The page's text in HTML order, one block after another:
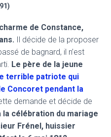
de Constance,
Il décide de la proposer
de bagnard, il n’est
Le père de la jeune
terrible patriote qui
Concoret pendant la
demande et décide de
la célébration du mariage
Frénel, huissier